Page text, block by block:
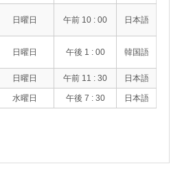
日曜日 午前 10 : 00 日本語
日曜日 午後 1 : 00 韓国語
日曜日 午前 11 : 30 日本語
水曜日 午後 7 : 30 日本語